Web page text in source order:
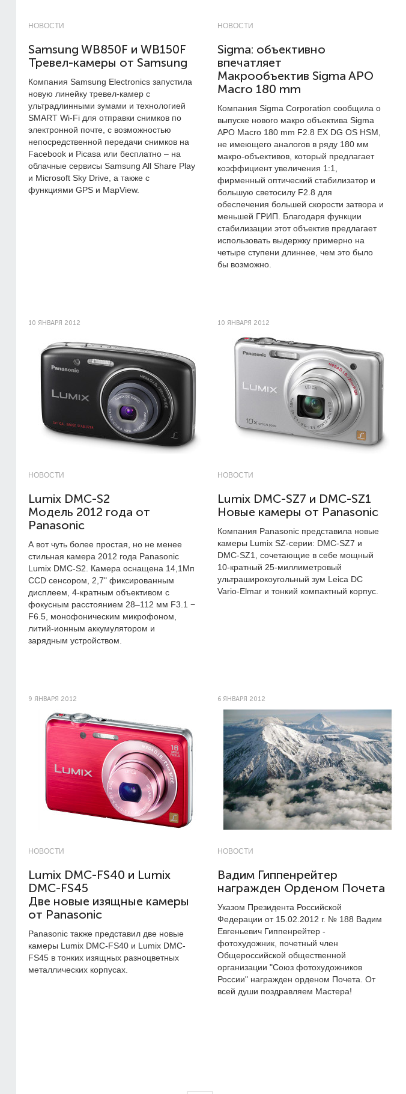
НОВОСТИ
Samsung WB850F и WB150F
Тревел-камеры от Samsung
Компания Samsung Electronics запустила
новую линейку тревел-камер с
ультрадлинными зумами и технологией
SMART Wi-Fi для отправки снимков по
электронной почте, с возможностью
непосредственной передачи снимков на
Facebook и Picasa или бесплатно – на
облачные сервисы Samsung All Share Play
и Microsoft Sky Drive, а также с
функциями GPS и MapView.
НОВОСТИ
Sigma: объективно
впечатляет
Макрообъектив Sigma APO
Maсro 180 mm
Компания Sigma Corporation сообщила о
выпуске нового макро объектива Sigma
APO Macro 180 mm F2.8 EX DG OS HSM,
не имеющего аналогов в ряду 180 мм
макро-объективов, который предлагает
коэффициент увеличения 1:1,
фирменный оптический стабилизатор и
большую светосилу F2.8 для
обеспечения большей скорости затвора и
меньшей ГРИП. Благодаря функции
стабилизации этот объектив предлагает
использовать выдержку примерно на
четыре ступени длиннее, чем это было
бы возможно.
10 ЯНВАРЯ 2012
НОВОСТИ
Lumix DMC-S2
Модель 2012 года от
Panasonic
А вот чуть более простая, но не менее
стильная камера 2012 года Panasonic
Lumix DMC-S2. Камера оснащена 14,1Мп
CCD сенсором, 2,7" фиксированным
дисплеем, 4-кратным объективом с
фокусным расстоянием 28–112 мм F3.1 −
F6.5, монофоническим микрофоном,
литий-ионным аккумулятором и
зарядным устройством.
10 ЯНВАРЯ 2012
НОВОСТИ
Lumix DMC-SZ7 и DMC-SZ1
Новые камеры от Panasonic
Компания Panasonic представила новые
камеры Lumix SZ-серии: DMC-SZ7 и
DMC-SZ1, сочетающие в себе мощный
10-кратный 25-миллиметровый
ультраширокоугольный зум Leica DC
Vario-Elmar и тонкий компактный корпус.
9 ЯНВАРЯ 2012
НОВОСТИ
Lumix DMC-FS40 и Lumix
DMC-FS45
Две новые изящные камеры
от Panasonic
Panasonic также представил две новые
камеры Lumix DMC-FS40 и Lumix DMC-
FS45 в тонких изящных разноцветных
металлических корпусах.
6 ЯНВАРЯ 2012
НОВОСТИ
Вадим Гиппенрейтер
награжден Орденом Почета
Указом Президента Российской
Федерации от 15.02.2012 г. № 188 Вадим
Евгеньевич Гиппенрейтер -
фотохудожник, почетный член
Общероссийской общественной
организации "Союз фотохудожников
России" награжден орденом Почета. От
всей души поздравляем Мастера!